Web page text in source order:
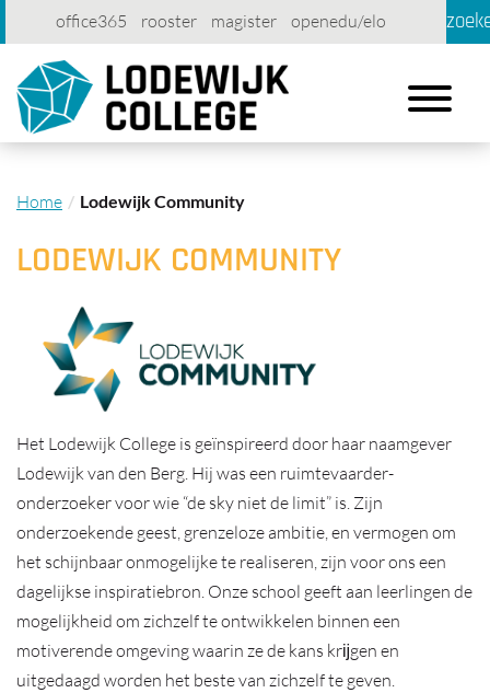
office365 rooster magister
openedu/elo
account
contact printen
Toggle
Home Lodewijk Community
LODEWIJK COMMUNITY
Het Lodewijk College is geïnspireerd door haar naamgever
Lodewijk van den Berg. Hij was een ruimtevaarder-
onderzoeker voor wie “de sky niet de limit” is. Zijn
onderzoekende geest, grenzeloze ambitie, en vermogen om
het schijnbaar onmogelijke te realiseren, zijn voor ons een
dagelijkse inspiratiebron. Onze school geeft aan leerlingen de
mogelijkheid om zichzelf te ontwikkelen binnen een
motiverende omgeving waarin ze de kans krĳgen en
uitgedaagd worden het beste van zichzelf te geven.